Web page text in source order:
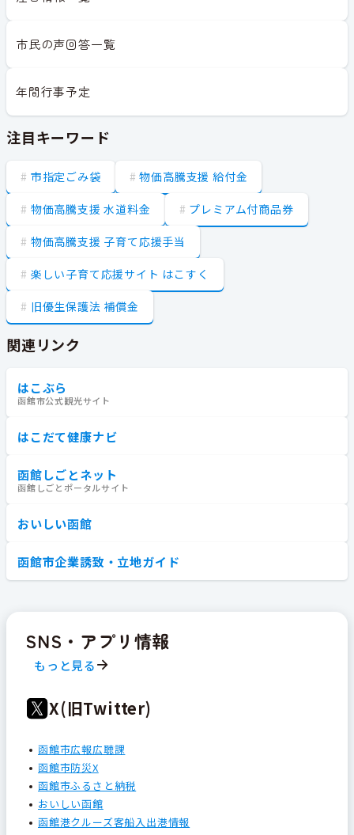
市民の声回答一覧
年間行事予定
注目キーワード
市指定ごみ袋 物価高騰支援 給付金
物価高騰支援 水道料金 プレミアム付商品券
物価高騰支援 子育て応援手当
楽しい子育て応援サイト はこすく
旧優生保護法 補償金
関連リンク
はこぶら
函館市公式観光サイト
はこだて健康ナビ
函館しごとネット
函館しごとポータルサイト
おいしい函館
函館市企業誘致・立地ガイド
SNS・アプリ情報
もっと見る
X(旧Twitter)
函館市広報広聴課
函館市防災X
函館市ふるさと納税
おいしい函館
函館港クルーズ客船入出港情報